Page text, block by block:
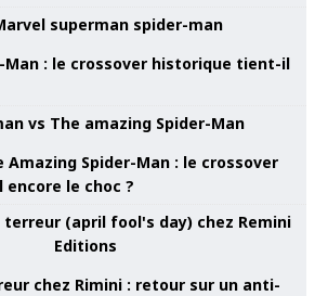
Man : le crossover historique tient-il
Amazing Spider-Man : le crossover
le choc ?
chez Rimini : retour sur un anti-